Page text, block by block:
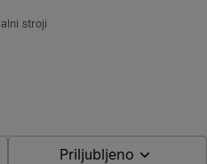
stroji
Priljubljeno